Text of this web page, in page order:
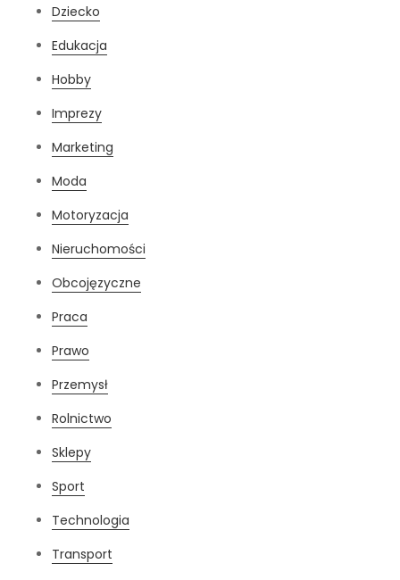
Dziecko
Edukacja
Hobby
Imprezy
Marketing
Moda
Motoryzacja
Nieruchomości
Obcojęzyczne
Praca
Prawo
Przemysł
Rolnictwo
Sklepy
Sport
Technologia
Transport